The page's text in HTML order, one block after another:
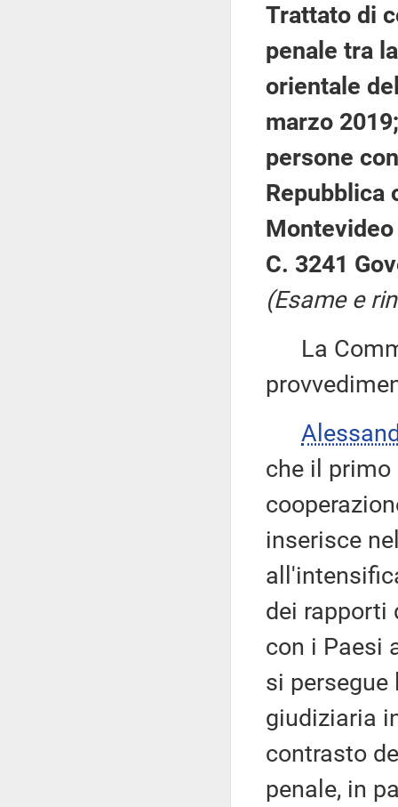
Trattato di
penale tra
orientale
marzo
persone
Repubblica
C. 3241
(Esame e
La
che il primo
inserisce
dei rapporti
con i Paesi
si
giudiziaria
contrasto
penale, in